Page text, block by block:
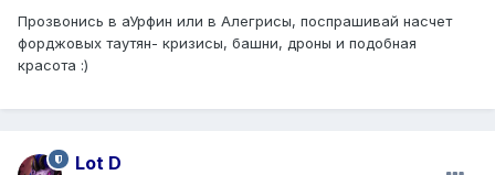
Прозвонись в аУрфин или в Алегрисы, поспрашивай насчет
форджовых таутян- кризисы, башни, дроны и подобная
красота :)
Lot D